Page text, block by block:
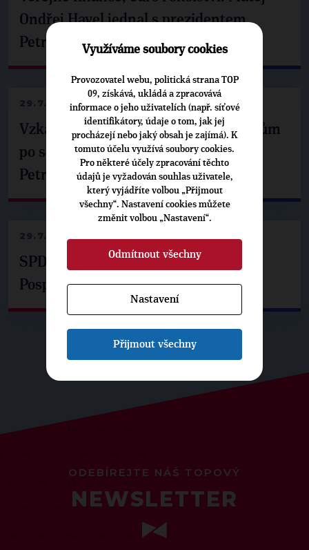
Ondřej Havel jednal s prezidentem
Petrem Pavlem
29.7.2026
Vzkaz Matěje Ondřeje Havla příznivcům
po setkání s prezidentem republiky
Petrem Pavlem
29.7.2026
SPD už není ve zprávě o extremismu.
Pospíšil: Je tu pachuť
ODEBÍREJTE NÁŠ TOPOVÝ
NEWSLETTER
Využíváme soubory cookies
Provozovatel webu, politická strana TOP
09, získává, ukládá a zpracovává
informace o jeho uživatelích (např. síťové
identifikátory, údaje o tom, jak jej
procházejí nebo jaký obsah je zajímá). K
tomuto účelu využívá soubory cookies.
Pro některé účely zpracování těchto
údajů je vyžadován souhlas uživatele,
který vyjádříte volbou „Přijmout
všechny“. Nastavení cookies můžete
změnit volbou „Nastavení“.
Odmítnout všechny
Nastavení
Přijmout všechny